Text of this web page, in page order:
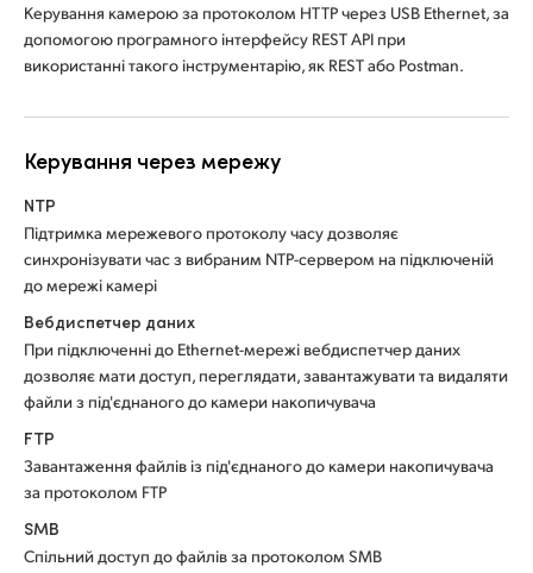
Керування камерою за протоколом HTTP через USB Ethernet, за
допомогою програмного інтерфейсу REST API при
використанні такого інструментарію, як REST або Postman.
Керування через мережу
NTP
Підтримка мережевого протоколу часу дозволяє
синхронізувати час з вибраним NTP-сервером на підключеній
до мережі камері
Вебдиспетчер даних
При підключенні до Ethernet-мережі вебдиспетчер даних
дозволяє мати доступ, переглядати, завантажувати та видаляти
файли з під'єднаного до камери накопичувача
FTP
Завантаження файлів із під'єднаного до камери накопичувача
за протоколом FTP
SMB
Спільний доступ до файлів за протоколом SMB